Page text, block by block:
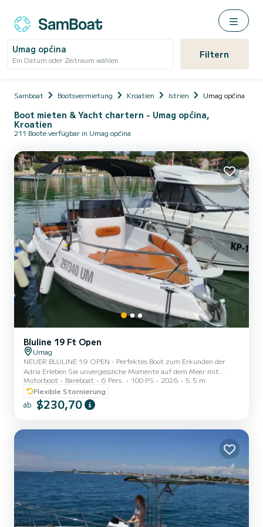
Umag općina
Ein Datum oder Zeitraum wählen Filtern
Samboat Bootsvermietung Kroatien Istrien Umag općina
Boot mieten & Yacht chartern - Umag općina,
Kroatien
211 Boote verfügbar in Umag općina
Bluline 19 Ft Open
Umag
NEUER BLULINE 19 OPEN - Perfektes Boot zum Erkunden der
Adria Erleben Sie unvergessliche Momente auf dem Meer mit
unserem brandneuen Bluline 19 Open, einem modernen und
komfortablen Motorboot, das für bis zu 6 Personen ausgelegt ist.
Egal, ob Sie einen entspannten Tag entlang der Küste cruisen, in
versteckten Buchten schwimmen oder die nahegelegenen Inseln
und angenehmes Abenteuer benötigen. Bootseigenschaften: -
Motorboot Bareboat 6 Pers. 100 PS 2026
5.5 m
Flexible Stornierung
ab $230,70